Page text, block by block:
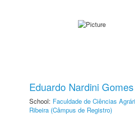
Eduardo Nardini Gomes
School: Faculdade de Ciências
Ribeira (Câmpus de Registro)